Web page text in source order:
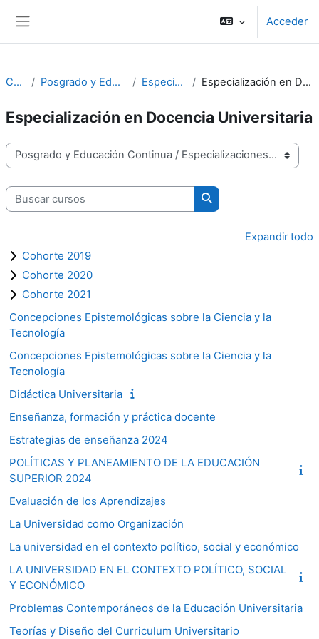
Acceder
Cursos Posgrado y Educación Continua Especializaciones Especialización en Docencia Universitaria
Especialización en Docencia Universitaria
Categorías
Buscar cursos
Buscar cursos
Expandir todo
Cohorte 2019
Cohorte 2020
Cohorte 2021
Concepciones Epistemológicas sobre la Ciencia y la
Tecnología
Concepciones Epistemológicas sobre la Ciencia y la
Tecnología
Didáctica Universitaria
Enseñanza, formación y práctica docente
Estrategias de enseñanza 2024
POLÍTICAS Y PLANEAMIENTO DE LA EDUCACIÓN
SUPERIOR 2024
Evaluación de los Aprendizajes
La Universidad como Organización
La universidad en el contexto político, social y económico
LA UNIVERSIDAD EN EL CONTEXTO POLÍTICO, SOCIAL
Y ECONÓMICO
Problemas Contemporáneos de la Educación Universitaria
Teorías y Diseño del Curriculum Universitario